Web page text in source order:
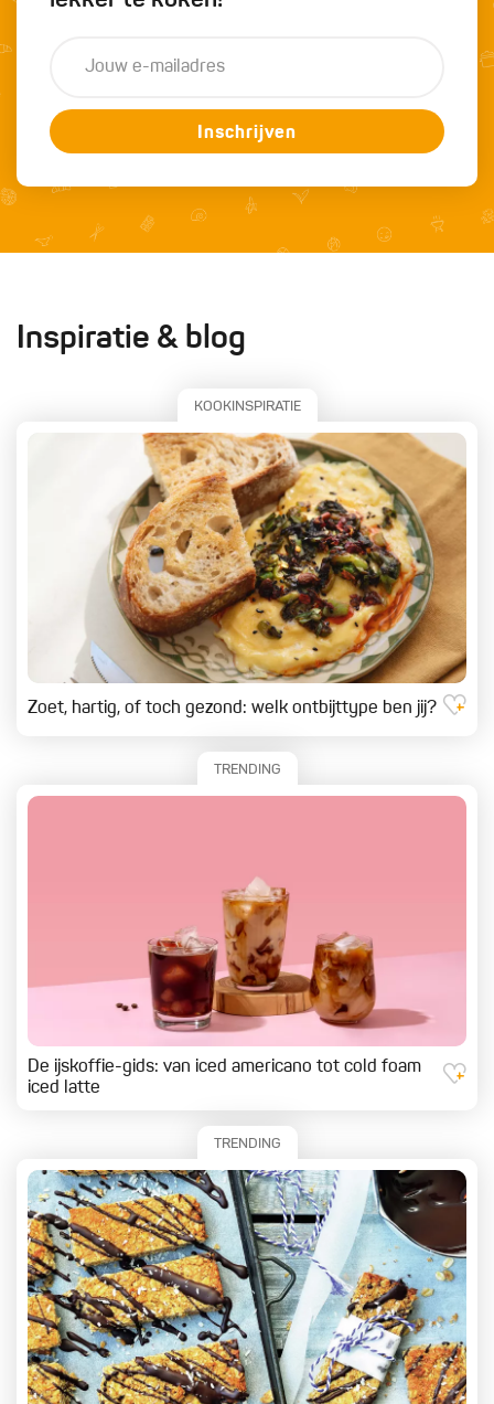
Inschrijven
Inspiratie & blog
KOOKINSPIRATIE
Zoet, hartig, of toch gezond: welk ontbijttype ben jij?
TRENDING
De ijskoffie-gids: van iced americano tot cold foam
iced latte
TRENDING